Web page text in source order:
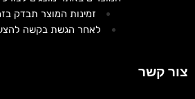
צור קשר
זמינות המוצר תבדק
לאחר הגשת בקשה